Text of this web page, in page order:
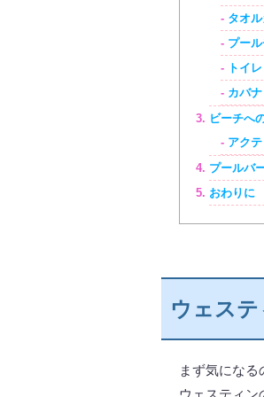
タオ
プー
トイレ
カバナ
ビーチへ
アク
プールバ
おわりに
ウェス
まず気になる
ウェスティン